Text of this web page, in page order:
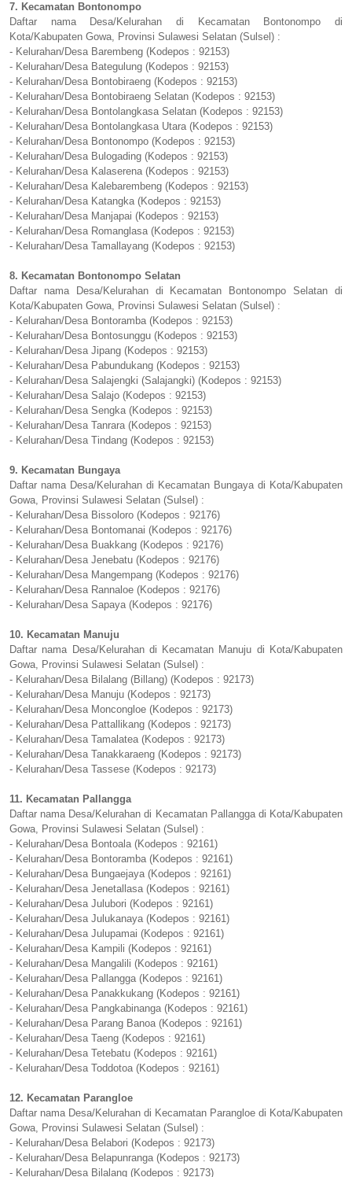
7. Kecamatan Bontonompo
Daftar nama Desa/Kelurahan di Kecamatan Bontonompo di
Kota/Kabupaten Gowa, Provinsi Sulawesi Selatan (Sulsel) :
- Kelurahan/Desa Barembeng (Kodepos : 92153)
- Kelurahan/Desa Bategulung (Kodepos : 92153)
- Kelurahan/Desa Bontobiraeng (Kodepos : 92153)
- Kelurahan/Desa Bontobiraeng Selatan (Kodepos : 92153)
- Kelurahan/Desa Bontolangkasa Selatan (Kodepos : 92153)
- Kelurahan/Desa Bontolangkasa Utara (Kodepos : 92153)
- Kelurahan/Desa Bontonompo (Kodepos : 92153)
- Kelurahan/Desa Bulogading (Kodepos : 92153)
- Kelurahan/Desa Kalaserena (Kodepos : 92153)
- Kelurahan/Desa Kalebarembeng (Kodepos : 92153)
- Kelurahan/Desa Katangka (Kodepos : 92153)
- Kelurahan/Desa Manjapai (Kodepos : 92153)
- Kelurahan/Desa Romanglasa (Kodepos : 92153)
- Kelurahan/Desa Tamallayang (Kodepos : 92153)
8. Kecamatan Bontonompo Selatan
Daftar nama Desa/Kelurahan di Kecamatan Bontonompo Selatan di
Kota/Kabupaten Gowa, Provinsi Sulawesi Selatan (Sulsel) :
- Kelurahan/Desa Bontoramba (Kodepos : 92153)
- Kelurahan/Desa Bontosunggu (Kodepos : 92153)
- Kelurahan/Desa Jipang (Kodepos : 92153)
- Kelurahan/Desa Pabundukang (Kodepos : 92153)
- Kelurahan/Desa Salajengki (Salajangki) (Kodepos : 92153)
- Kelurahan/Desa Salajo (Kodepos : 92153)
- Kelurahan/Desa Sengka (Kodepos : 92153)
- Kelurahan/Desa Tanrara (Kodepos : 92153)
- Kelurahan/Desa Tindang (Kodepos : 92153)
9. Kecamatan Bungaya
Daftar nama Desa/Kelurahan di Kecamatan Bungaya di Kota/Kabupaten
Gowa, Provinsi Sulawesi Selatan (Sulsel) :
- Kelurahan/Desa Bissoloro (Kodepos : 92176)
- Kelurahan/Desa Bontomanai (Kodepos : 92176)
- Kelurahan/Desa Buakkang (Kodepos : 92176)
- Kelurahan/Desa Jenebatu (Kodepos : 92176)
- Kelurahan/Desa Mangempang (Kodepos : 92176)
- Kelurahan/Desa Rannaloe (Kodepos : 92176)
- Kelurahan/Desa Sapaya (Kodepos : 92176)
10. Kecamatan Manuju
Daftar nama Desa/Kelurahan di Kecamatan Manuju di Kota/Kabupaten
Gowa, Provinsi Sulawesi Selatan (Sulsel) :
- Kelurahan/Desa Bilalang (Billang) (Kodepos : 92173)
- Kelurahan/Desa Manuju (Kodepos : 92173)
- Kelurahan/Desa Moncongloe (Kodepos : 92173)
- Kelurahan/Desa Pattallikang (Kodepos : 92173)
- Kelurahan/Desa Tamalatea (Kodepos : 92173)
- Kelurahan/Desa Tanakkaraeng (Kodepos : 92173)
- Kelurahan/Desa Tassese (Kodepos : 92173)
11. Kecamatan Pallangga
Daftar nama Desa/Kelurahan di Kecamatan Pallangga di Kota/Kabupaten
Gowa, Provinsi Sulawesi Selatan (Sulsel) :
- Kelurahan/Desa Bontoala (Kodepos : 92161)
- Kelurahan/Desa Bontoramba (Kodepos : 92161)
- Kelurahan/Desa Bungaejaya (Kodepos : 92161)
- Kelurahan/Desa Jenetallasa (Kodepos : 92161)
- Kelurahan/Desa Julubori (Kodepos : 92161)
- Kelurahan/Desa Julukanaya (Kodepos : 92161)
- Kelurahan/Desa Julupamai (Kodepos : 92161)
- Kelurahan/Desa Kampili (Kodepos : 92161)
- Kelurahan/Desa Mangalili (Kodepos : 92161)
- Kelurahan/Desa Pallangga (Kodepos : 92161)
- Kelurahan/Desa Panakkukang (Kodepos : 92161)
- Kelurahan/Desa Pangkabinanga (Kodepos : 92161)
- Kelurahan/Desa Parang Banoa (Kodepos : 92161)
- Kelurahan/Desa Taeng (Kodepos : 92161)
- Kelurahan/Desa Tetebatu (Kodepos : 92161)
- Kelurahan/Desa Toddotoa (Kodepos : 92161)
12. Kecamatan Parangloe
Daftar nama Desa/Kelurahan di Kecamatan Parangloe di Kota/Kabupaten
Gowa, Provinsi Sulawesi Selatan (Sulsel) :
- Kelurahan/Desa Belabori (Kodepos : 92173)
- Kelurahan/Desa Belapunranga (Kodepos : 92173)
- Kelurahan/Desa Bilalang (Kodepos : 92173)